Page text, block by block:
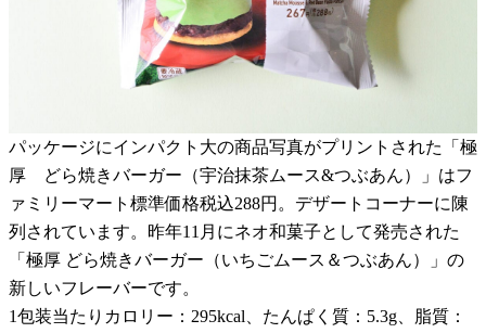
パッケージにインパクト大の商品写真がプリントされた「極
厚 どら焼きバーガー（宇治抹茶ムース&つぶあん）」はフ
ァミリーマート標準価格税込288円。デザートコーナーに陳
列されています。昨年11月にネオ和菓子として発売された
「極厚 どら焼きバーガー（いちごムース＆つぶあん）」の
新しいフレーバーです。
1包装当たりカロリー：295kcal、たんぱく質：5.3g、脂質：